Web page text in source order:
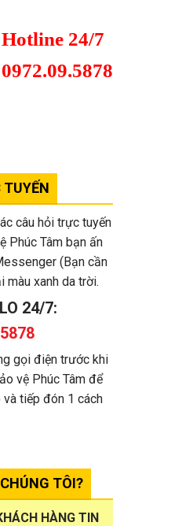
Hotline 24/7
0972.09.5878
TUYẾN
câu hỏi trực tuyến
Phúc Tâm bạn ấn
(Bạn cần
màu xanh da trời.
24/7:
gọi điện trước khi
vệ Phúc Tâm để
tiếp đón 1 cách
TÔI?
HÀNG TIN